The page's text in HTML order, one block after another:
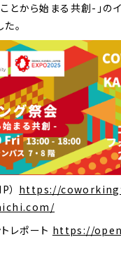
ことから始まる共創-」の
。
） https://
レポート https://